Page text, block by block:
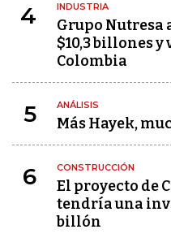
4 INDUSTRIA
Grupo Nutresa
$10,3 billones
Colombia
5 ANÁLISIS
Más Hayek,
6 CONSTRUCCIÓN
El proyecto de
tendría una
billón